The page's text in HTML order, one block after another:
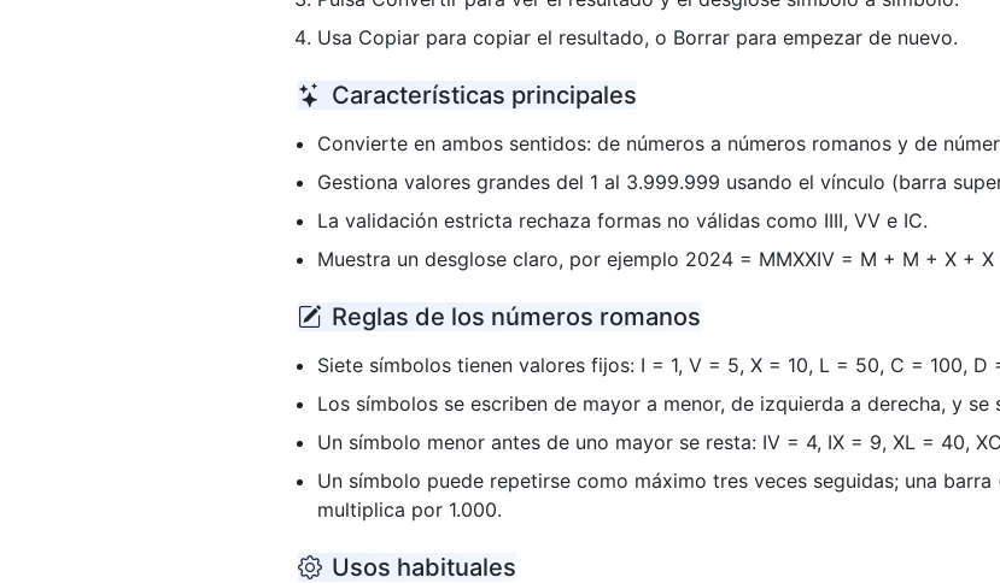
Usa Copiar para copiar el resultado, o Borrar para empezar de nuevo.
Características principales
Convierte en ambos sentidos: de números a números romanos y de
Gestiona valores grandes del 1 al 3.999.999 usando el vínculo (barra
La validación estricta rechaza formas no válidas como IIII, VV e IC.
Muestra un desglose claro, por ejemplo 2024 = MMXXIV = M + M + X + X
Reglas de los números romanos
Siete símbolos tienen valores fijos: I = 1, V = 5, X = 10, L = 50, C = 100, D
Los símbolos se escriben de mayor a menor, de izquierda a derecha, y se
Un símbolo menor antes de uno mayor se resta: IV = 4, IX = 9, XL = 40,
Un símbolo puede repetirse como máximo tres veces seguidas; una
multiplica por 1.000.
Usos habituales